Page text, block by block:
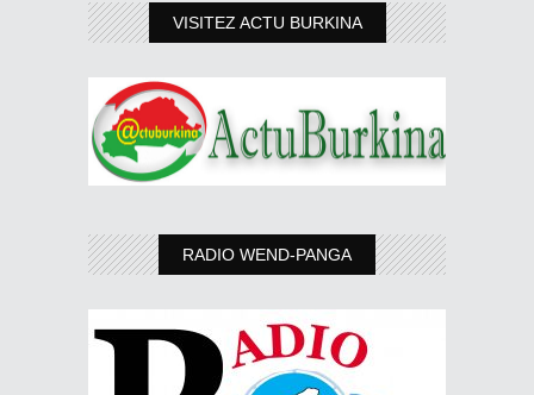
VISITEZ ACTU BURKINA
RADIO WEND-PANGA